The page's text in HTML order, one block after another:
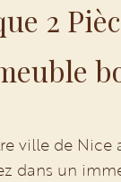
2
ville de Nice
dans un